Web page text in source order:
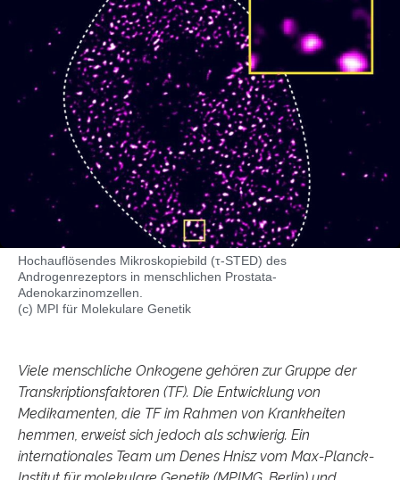
Hochauflösendes Mikroskopiebild (τ-STED) des
Androgenrezeptors in menschlichen Prostata-
Adenokarzinomzellen.
(c) MPI für Molekulare Genetik
Viele menschliche Onkogene gehören zur Gruppe der
Transkriptionsfaktoren (TF). Die Entwicklung von
Medikamenten, die TF im Rahmen von Krankheiten
hemmen, erweist sich jedoch als schwierig. Ein
internationales Team um Denes Hnisz vom Max-Planck-